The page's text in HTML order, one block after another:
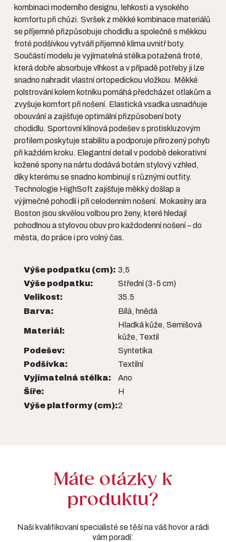
kombinaci moderního designu, lehkosti a vysokého
komfortu při chůzi. Svršek z měkké kombinace materiálů
se příjemně přizpůsobuje chodidlu a společně s měkkou
froté podšívkou vytváří příjemné klima uvnitř boty.
Součástí modelu je vyjímatelná stélka potažená froté,
která dobře absorbuje vlhkost a v případě potřeby ji lze
snadno nahradit vlastní ortopedickou vložkou. Měkké
polstrování kolem kotníku pomáhá předcházet otlakům a
zvyšuje komfort při nošení. Elastická vsadka usnadňuje
obouvání a zajišťuje optimální přizpůsobení boty
chodidlu. Sportovní klínová podešev s protiskluzovým
profilem poskytuje stabilitu a podporuje přirozený pohyb
při každém kroku. Elegantní detail v podobě dekorativní
kožené spony na nártu dodává botám stylový vzhled,
díky kterému se snadno kombinují s různými outfity.
Technologie HighSoft zajišťuje měkký došlap a
výjimečné pohodlí i při celodenním nošení. Mokasíny ara
Boston jsou skvělou volbou pro ženy, které hledají
pohodlnou a stylovou obuv pro každodenní nošení – do
města, do práce i pro volný čas.
Výše podpatku (cm): 3,5
Výše podpatku:
Střední (3-5 cm)
Velikost:
35.5
Barva:
Bílá, hnědá
Materiál:
Hladká kůže, Semišová
kůže, Textil
Podešev:
Syntetika
Podšívka:
Textilní
Vyjímatelná stélka:
Ano
Šíře:
H
Výše platformy (cm):2
Máte otázky k
produktu?
Naši kvalifikovaní specialisté se těší na váš hovor a rádi
vám poradí: